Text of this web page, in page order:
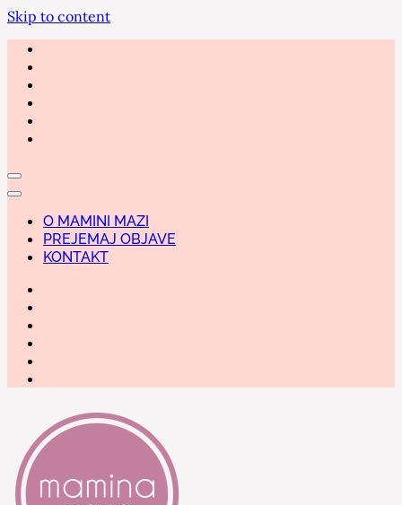
Skip to content
O MAMINI MAZI
PREJEMAJ OBJAVE
KONTAKT